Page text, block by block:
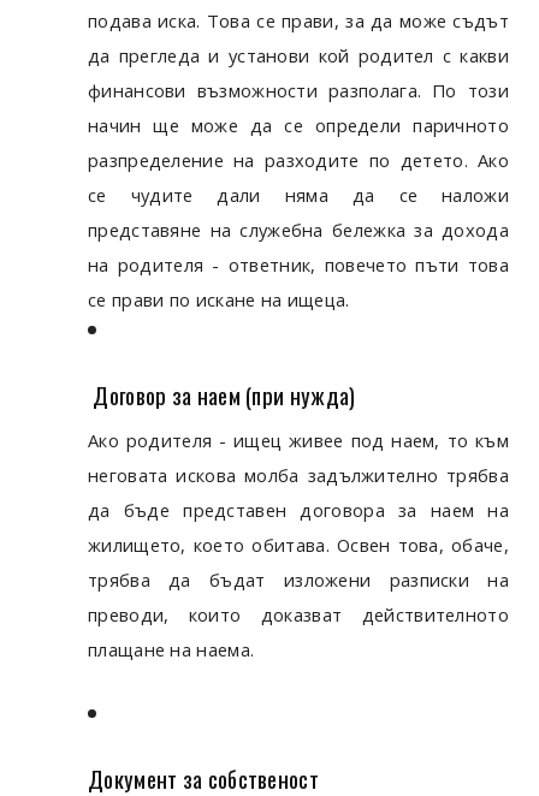
подава иска. Това се прави, за да може съдът
да прегледа и установи кой родител с какви
финансови възможности разполага. По този
начин ще може да се определи паричното
разпределение на разходите по детето. Ако
се чудите дали няма да се наложи
представяне на служебна бележка за дохода
на родителя - ответник, повечето пъти това
се прави по искане на ищеца.
Договор за наем (при нужда)
Ако родителя - ищец живее под наем, то към
неговата искова молба задължително трябва
да бъде представен договора за наем на
жилището, което обитава. Освен това, обаче,
трябва да бъдат изложени разписки на
преводи, които доказват действителното
плащане на наема.
Документ за собственост